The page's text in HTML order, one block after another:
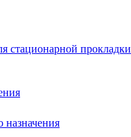
стационарной прокладки